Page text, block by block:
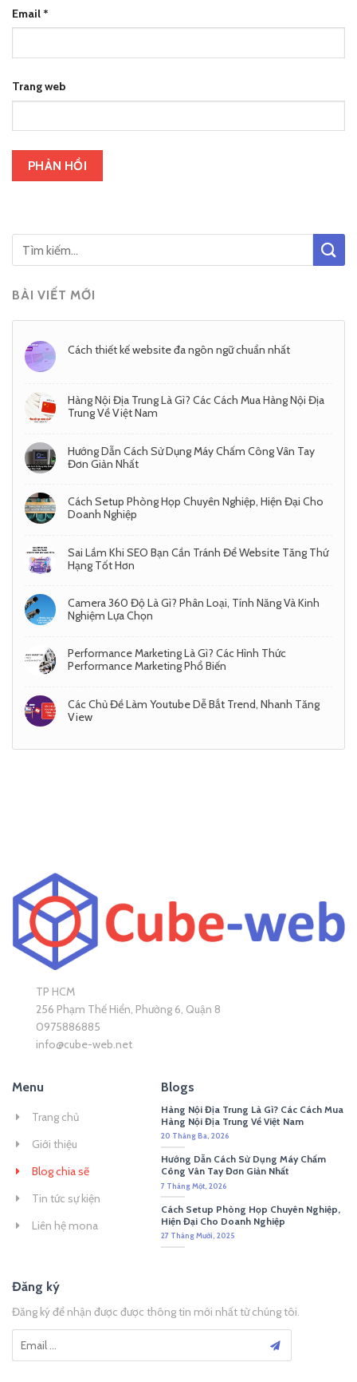
BÀI VIẾT MỚI
Cách thiết kế website đa ngôn ngữ chuẩn nhất
Hàng Nội Địa Trung Là Gì? Các Cách Mua Hàng Nội Địa
Trung Về Việt Nam
Hướng Dẫn Cách Sử Dụng Máy Chấm Công Vân Tay
Đơn Giản Nhất
Cách Setup Phòng Họp Chuyên Nghiệp, Hiện Đại Cho
Doanh Nghiệp
Sai Lầm Khi SEO Bạn Cần Tránh Để Website Tăng Thứ
Hạng Tốt Hơn
Camera 360 Độ Là Gì? Phân Loại, Tính Năng Và Kinh
Nghiệm Lựa Chọn
Performance Marketing Là Gì? Các Hình Thức
Performance Marketing Phổ Biến
Các Chủ Đề Làm Youtube Dễ Bắt Trend, Nhanh Tăng
View
Email *
Trang web
TP HCM
256 Phạm Thế Hiển, Phường 6, Quận 8
0975886885
info@cube-web.net
Menu
Trang chủ
Giới thiệu
Blog chia sẽ
Tin tức sự kiện
Liên hệ mona
Blogs
Hàng Nội Địa Trung Là Gì? Các Cách Mua
Hàng Nội Địa Trung Về Việt Nam
20 Tháng Ba, 2026
Hướng Dẫn Cách Sử Dụng Máy Chấm
Công Vân Tay Đơn Giản Nhất
7 Tháng Một, 2026
Cách Setup Phòng Họp Chuyên Nghiệp,
Hiện Đại Cho Doanh Nghiệp
27 Tháng Mười, 2025
Đăng ký
Đăng ký để nhận được được thông tin mới nhất từ chúng tôi.